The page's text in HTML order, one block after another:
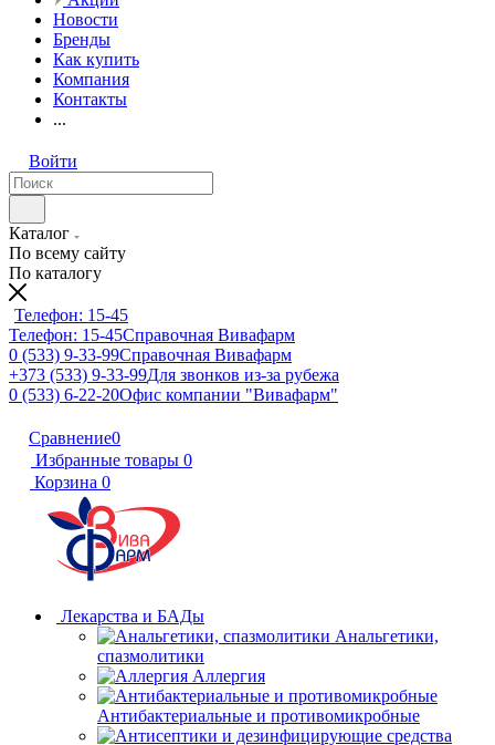
Новости
Бренды
Как купить
Компания
Контакты
...
Войти
Каталог
По всему сайту
По каталогу
Телефон: 15-45
Телефон: 15-45Справочная Вивафарм
0 (533) 9-33-99Справочная Вивафарм
+373 (533) 9-33-99Для звонков из-за рубежа
0 (533) 6-22-20Офис компании "Вивафарм"
Сравнение0
Избранные товары 0
Корзина 0
Лекарства и БАДы
Анальгетики,
спазмолитики
Аллергия
Антибактериальные и противомикробные